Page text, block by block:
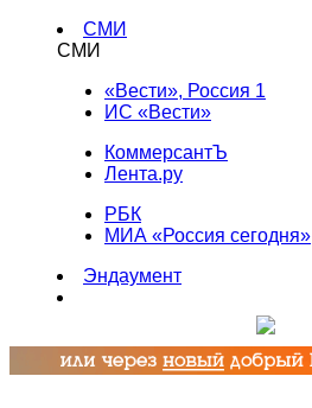
СМИ
СМИ
«Вести», Россия 1
ИС «Вести»
КоммерсантЪ
Лента.ру
РБК
МИА «Россия сегодня»
Эндаумент